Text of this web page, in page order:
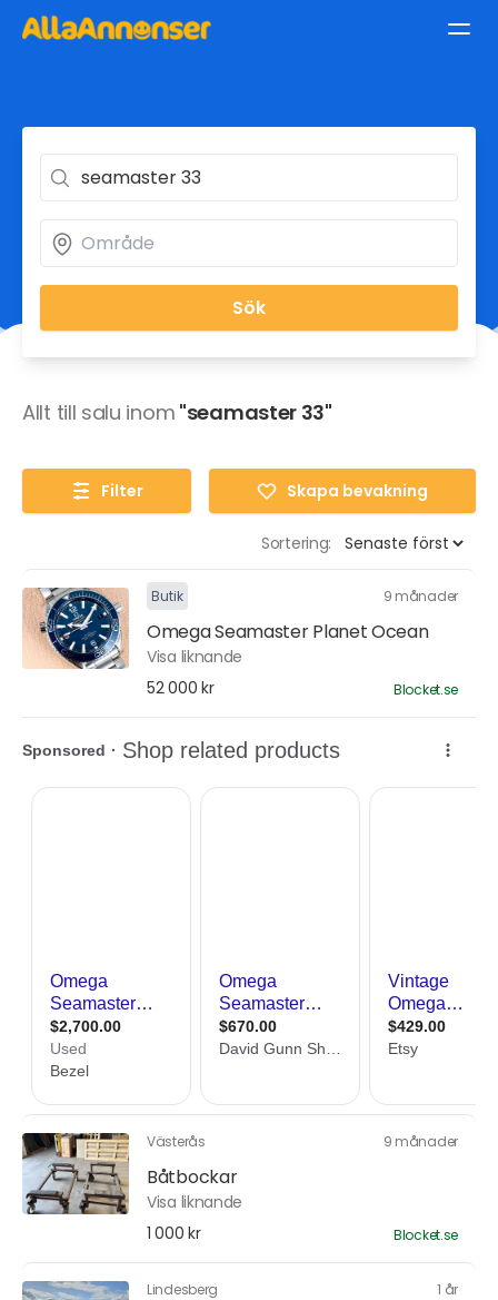
Sök
Allt till salu inom "seamaster 33"
Filter Skapa bevakning
Sortering:
Butik 9 månader
Omega Seamaster Planet Ocean
Visa liknande
52 000 kr
Blocket.se
Västerås 9 månader
Båtbockar
Visa liknande
1 000 kr
Blocket.se
Lindesberg 1 år